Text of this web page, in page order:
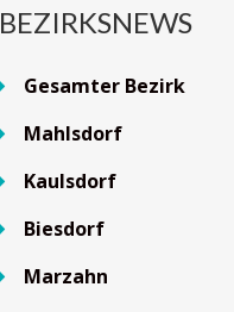
BEZIRKSNEWS
Gesamter Bezirk
Mahlsdorf
Kaulsdorf
Biesdorf
Marzahn